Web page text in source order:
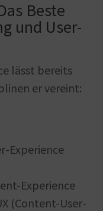
Beste
und User-
lässt bereits
er vereint:
Experience
Experience
(Content-User-